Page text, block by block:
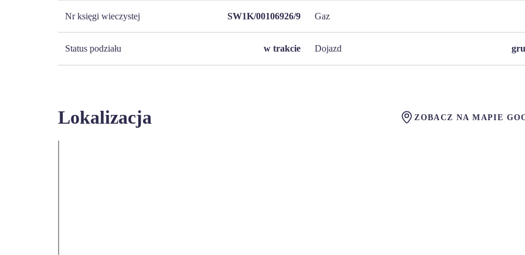
Nr księgi wieczystej SW1K/00106926/9
Status podziału w trakcie
Gaz
Dojazd
Lokalizacja ZOBACZ NA MAPIE